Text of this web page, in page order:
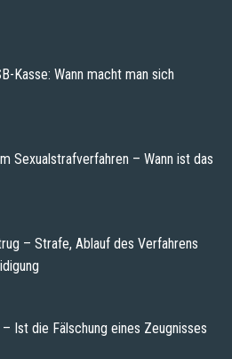
Kasse: Wann macht man sich
Sexualstrafverfahren – Wann ist das
– Strafe, Ablauf des Verfahrens
Ist die Fälschung eines Zeugnisses